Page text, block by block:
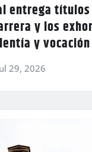
entrega
y los
y
29, 2026